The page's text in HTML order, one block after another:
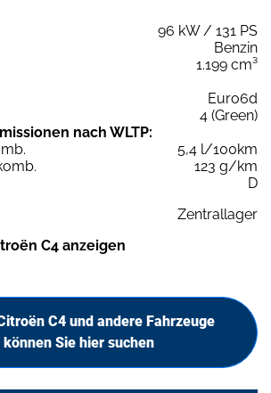
96 kW / 131 PS
Benzin
1.199 cm³
Euro6d
4 (Green)
nach WLTP:
5,4 l/100km
123 g/km
D
Zentrallager
C4 anzeigen
C4 und andere Fahrzeuge
können Sie hier suchen